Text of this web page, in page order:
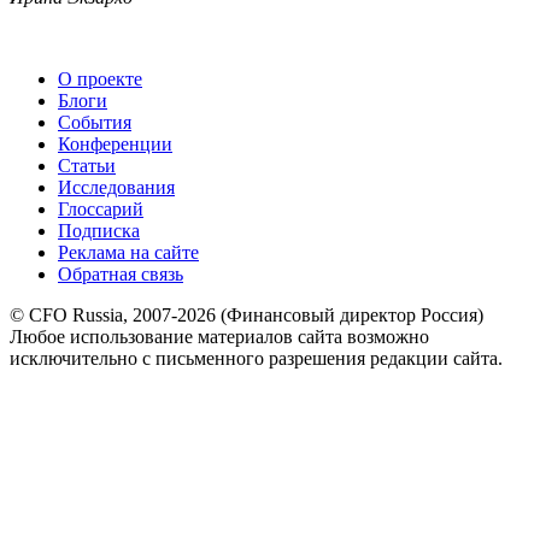
О проекте
Блоги
События
Конференции
Статьи
Исследования
Глоссарий
Подписка
Реклама на сайте
Обратная связь
© CFO Russia, 2007-2026 (Финансовый директор Россия)
Любое использование материалов сайта возможно
исключительно с письменного разрешения редакции сайта.